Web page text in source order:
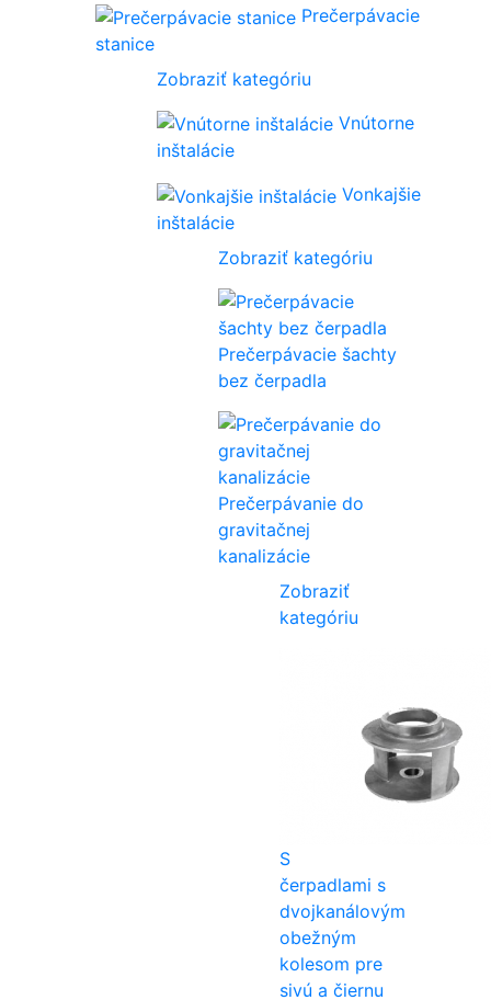
Prečerpávacie
stanice
Zobraziť kategóriu
Vnútorne
inštalácie
Vonkajšie
inštalácie
Zobraziť kategóriu
Prečerpávacie šachty
bez čerpadla
Prečerpávanie do
gravitačnej
kanalizácie
Zobraziť
kategóriu
S
čerpadlami s
dvojkanálovým
obežným
kolesom pre
sivú a čiernu